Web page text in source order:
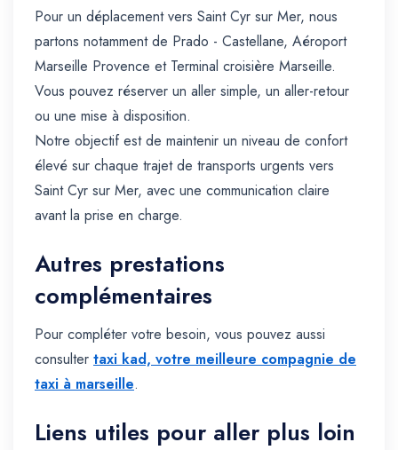
Pour un déplacement vers Saint Cyr sur Mer, nous
partons notamment de Prado - Castellane, Aéroport
Marseille Provence et Terminal croisière Marseille.
Vous pouvez réserver un aller simple, un aller-retour
ou une mise à disposition.
Notre objectif est de maintenir un niveau de confort
élevé sur chaque trajet de transports urgents vers
Saint Cyr sur Mer, avec une communication claire
avant la prise en charge.
Autres prestations
complémentaires
Pour compléter votre besoin, vous pouvez aussi
consulter taxi kad, votre meilleure compagnie de
taxi à marseille.
Liens utiles pour aller plus loin